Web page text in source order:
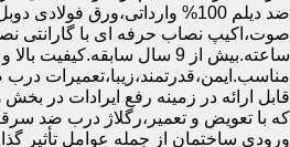
ضد دیلم 100% وارداتی،ورق
ساعته.بیش از 9 سال سابقه.کیفیت
مناسب.ایمن،قدرتمند،زیبا،تعمیرات
قابل ارائه در زمینه رفع ایرادات در
که با تعویض و تعمیر،رگلاژ درب ضد
ورودی ساختمان از جمله عوامل تأثیر